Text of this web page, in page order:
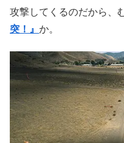
攻撃してくるのだから、
突！』 か。